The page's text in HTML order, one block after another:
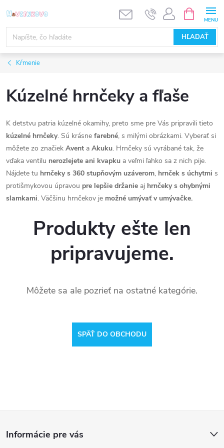
na
obsah
HĽADAŤ
KOŠÍK
Kŕmenie
Kúzelné hrnčeky a fľaše
K detstvu patria kúzelné okamihy, preto sme pre Vás pripravili tieto
kúzelné hrnčeky. Sú krásne farebné, s milými obrázkami. Vyberať si
môžete zo značiek Avent a Akuku. Hrnčeky sú vyrábané tak, že
vďaka ventilu nerozlejete ani kvapku a veľmi ľahko sa z nich pije.
Nájdete tu hrnčeky s 360 stupňovým uzáverom, hrnček s úchytmi s
protišmykovou úpravou pre lepšie držanie aj hrnčeky s ohybnými
slamkami. Väčšinu hrnčekov je možné umývať v umývačke.
Produkty ešte len
pripravujeme.
Môžete sa ale pozrieť na ostatné kategórie.
SPÄŤ DO OBCHODU
Informácie pre vás